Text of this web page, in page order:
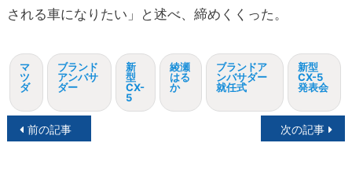
される車になりたい」と述べ、締めくくった。
マ
ツ
ダ
ブランド
アンバサ
ダー
新
型
CX-
5
綾瀬
はる
か
ブランドア
ンバサダー
就任式
新型
CX-5
発表会
投前の記事 次の記事